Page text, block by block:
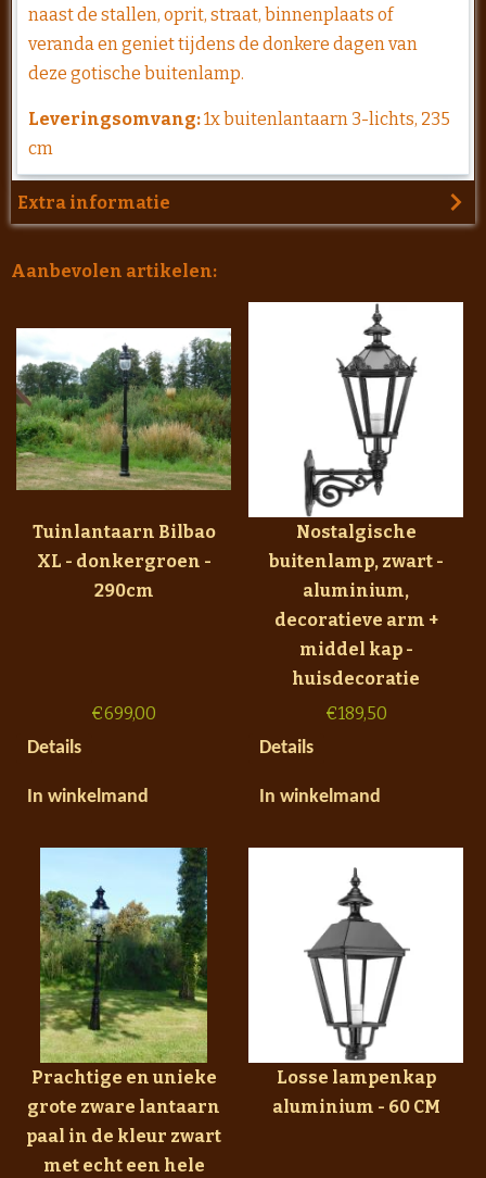
naast de stallen, oprit, straat, binnenplaats of
veranda en geniet tijdens de donkere dagen van
deze gotische buitenlamp.
Leveringsomvang:1x buitenlantaarn 3-lichts, 235
cm
Extra informatie
Aanbevolen artikelen:
Tuinlantaarn Bilbao
XL - donkergroen -
290cm
€699,00
Details
In winkelmand
Nostalgische
buitenlamp, zwart -
aluminium,
decoratieve arm +
middel kap -
huisdecoratie
€189,50
Details
In winkelmand
Prachtige en unieke
grote zware lantaarn
paal in de kleur zwart
met echt een hele
Losse lampenkap
aluminium - 60 CM